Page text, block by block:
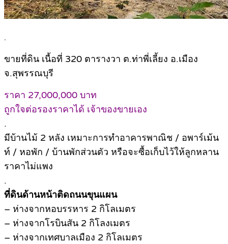
.
ขายที่ดิน เนื้อที่ 320 ตารางวา ต.ท่าพี่เลี้ยง อ.เมือง
จ.สุพรรณบุรี
ราคา 27,000,000 บาท
ถูกใจต่อรองราคาได้ เจ้าของขายเอง
.
มีบ้านไม้ 2 หลัง เหมาะการทำอาคารพาณิช / อพาร์เม้น
ท์ / หอพัก / บ้านพักส่วนตัว หรือจะซื้อเก็บไว้ให้ลูกหลาน
ราคาไม่แพง
.
ที่ดินด้านหน้าติดถนนขุนแผน
– ห่างจากหอบรรหาร 2 กิโลเมตร
– ห่างจากโรบินสัน 2 กิโลงเมตร
– ห่างจากเทศบาลเมือง 2 กิโลเมตร